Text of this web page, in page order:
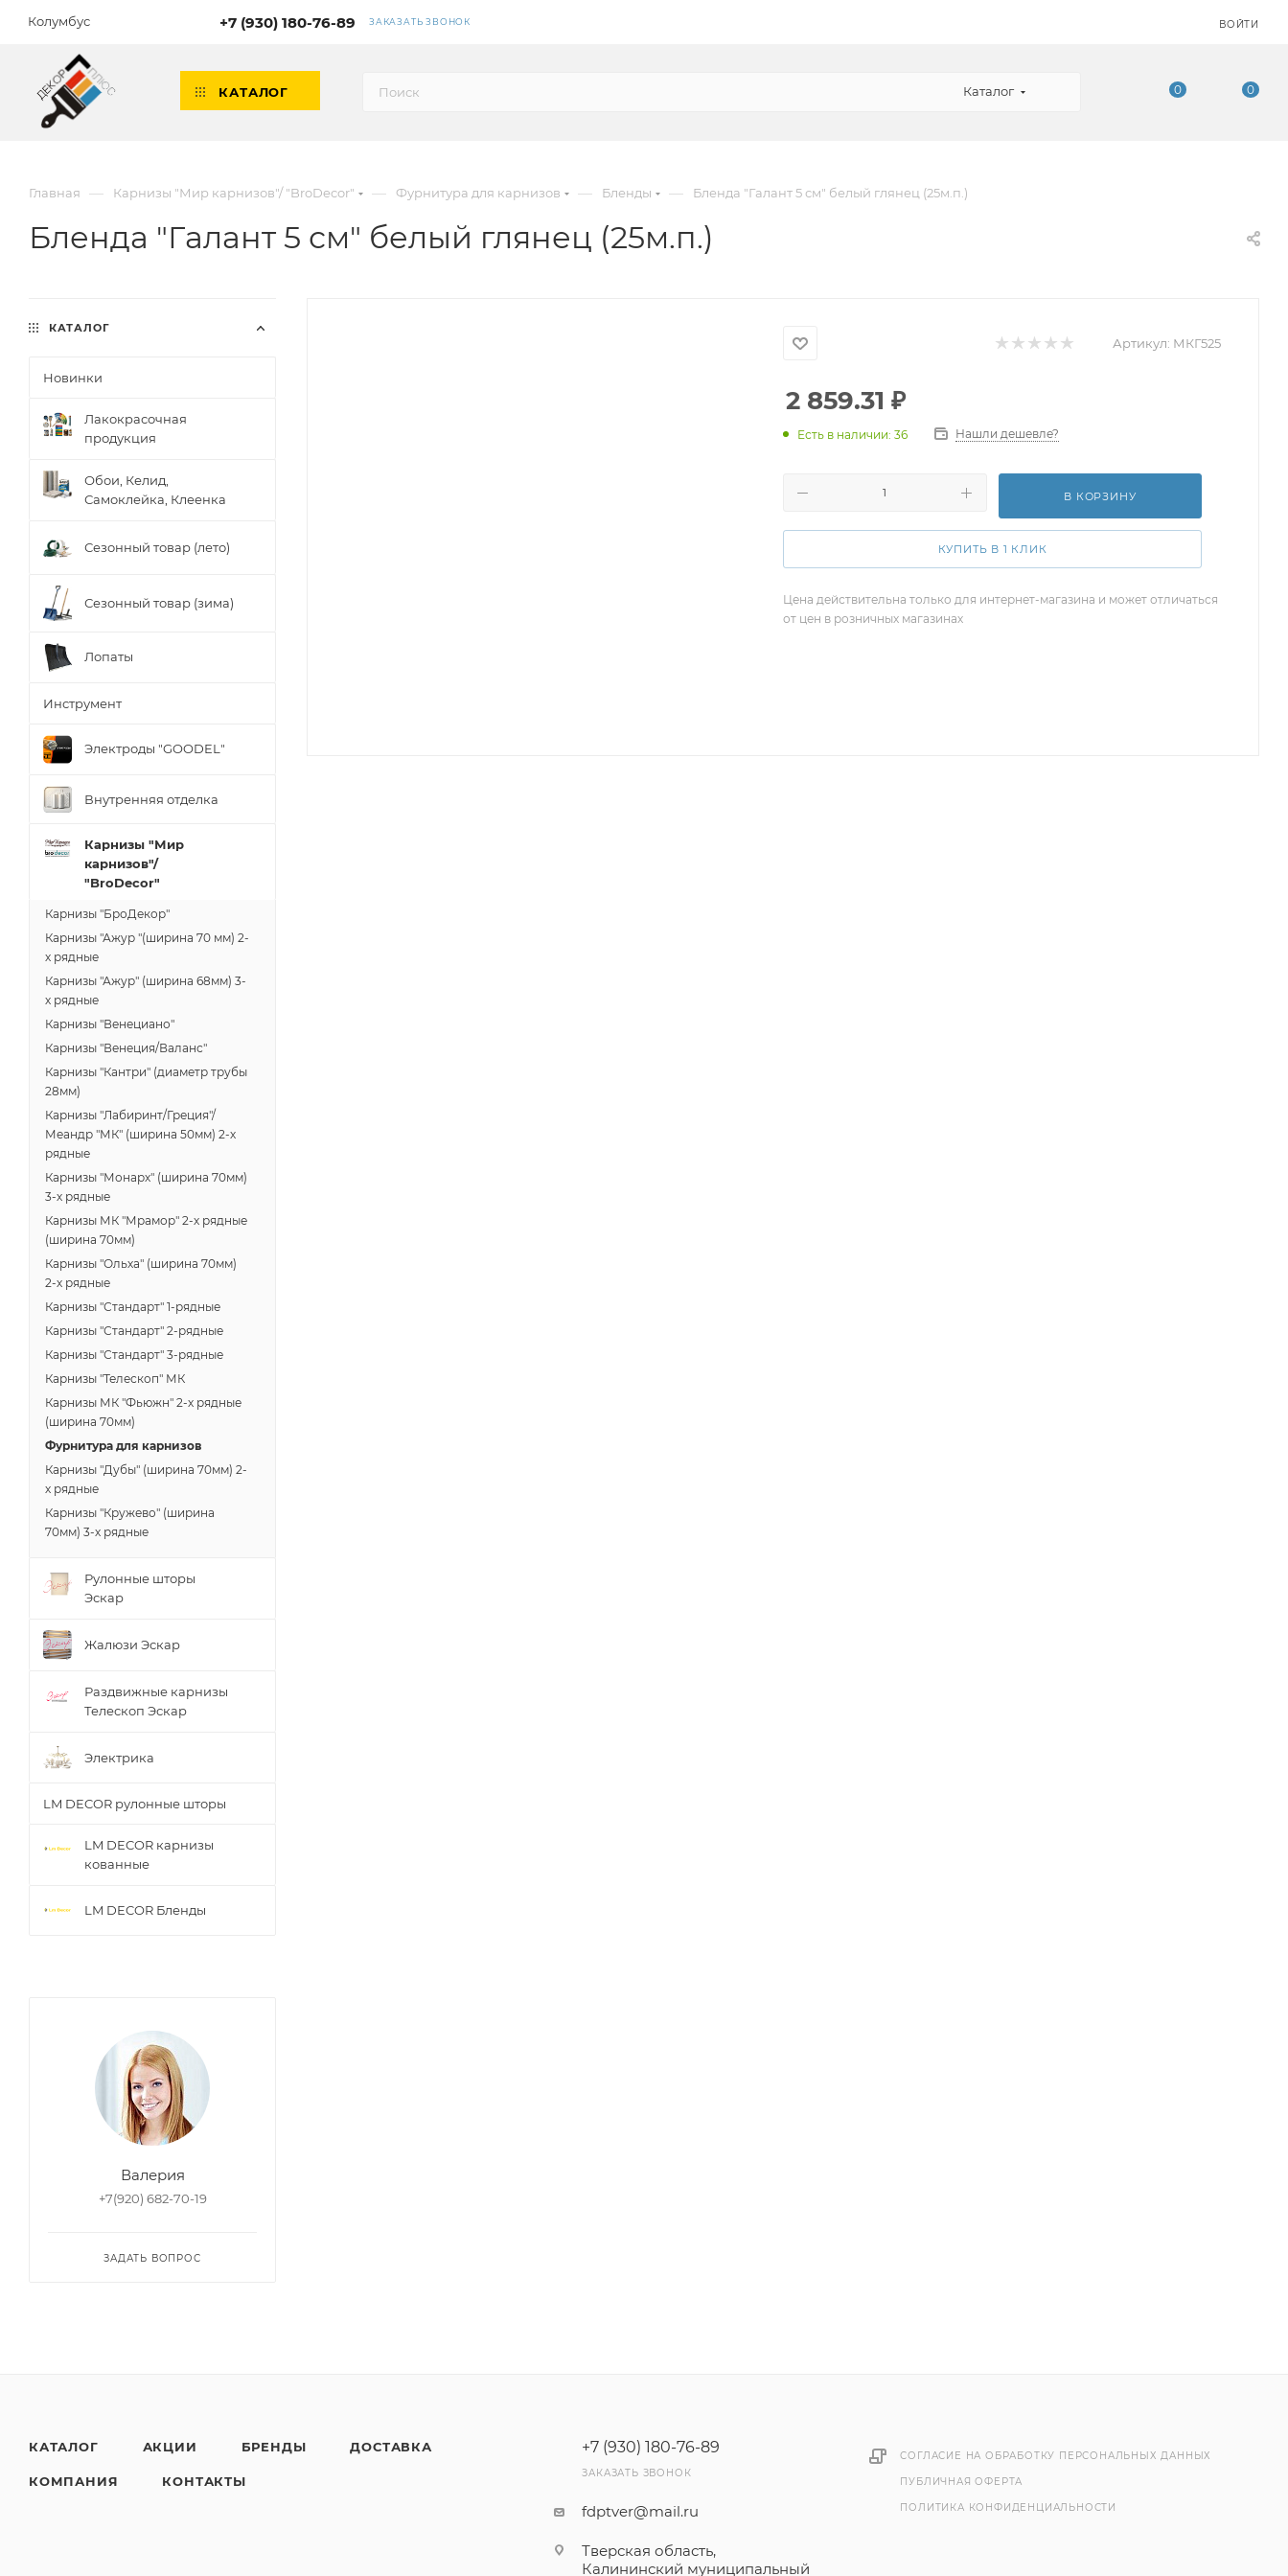
Колумбус +7 (930) 180-76-89 ЗАКАЗАТЬ ЗВОНОК ВОЙТИ
КАТАЛОГ Каталог 0 0
Главная — Карнизы "Мир карнизов"/ "BroDecor" — Фурнитура для карнизов — Бленды — Бленда "Галант 5 см" белый глянец (25м.п.)
Бленда "Галант 5 см" белый глянец (25м.п.)
Артикул: МКГ525
2 859.31 ₽
Есть в наличии: 36 Нашли дешевле?
В КОРЗИНУ
КУПИТЬ В 1 КЛИК
Цена действительна только для интернет-магазина и может отличаться
от цен в розничных магазинах
КАТАЛОГ
Новинки
Лакокрасочная
продукция
Обои, Келид,
Самоклейка, Клеенка
Сезонный товар (лето)
Сезонный товар (зима)
Лопаты
Инструмент
Электроды "GOODEL"
Внутренняя отделка
Карнизы "Мир
карнизов"/
"BroDecor"
Карнизы "БроДекор"
Карнизы "Ажур "(ширина 70 мм) 2-
х рядные
Карнизы "Ажур" (ширина 68мм) 3-
х рядные
Карнизы "Венециано"
Карнизы "Венеция/Валанс"
Карнизы "Кантри" (диаметр трубы
28мм)
Карнизы "Лабиринт/Греция"/
Меандр "МК" (ширина 50мм) 2-х
рядные
Карнизы "Монарх" (ширина 70мм)
3-х рядные
Карнизы МК "Мрамор" 2-х рядные
(ширина 70мм)
Карнизы "Ольха" (ширина 70мм)
2-х рядные
Карнизы "Стандарт" 1-рядные
Карнизы "Стандарт" 2-рядные
Карнизы "Стандарт" 3-рядные
Карнизы "Телескоп" МК
Карнизы МК "Фьюжн" 2-х рядные
(ширина 70мм)
Фурнитура для карнизов
Карнизы "Дубы" (ширина 70мм) 2-
х рядные
Карнизы "Кружево" (ширина
70мм) 3-х рядные
Рулонные шторы
Эскар
Жалюзи Эскар
Раздвижные карнизы
Телескоп Эскар
Электрика
LM DECOR рулонные шторы
LM DECOR карнизы
кованные
LM DECOR Бленды
Валерия
+7(920) 682-70-19
ЗАДАТЬ ВОПРОС
КАТАЛОГ АКЦИИ БРЕНДЫ ДОСТАВКА
КОМПАНИЯ КОНТАКТЫ
+7 (930) 180-76-89
ЗАКАЗАТЬ ЗВОНОК
fdptver@mail.ru
Тверская область,
Калининский муниципальный
СОГЛАСИЕ НА ОБРАБОТКУ ПЕРСОНАЛЬНЫХ ДАННЫХ
ПУБЛИЧНАЯ ОФЕРТА
ПОЛИТИКА КОНФИДЕНЦИАЛЬНОСТИ